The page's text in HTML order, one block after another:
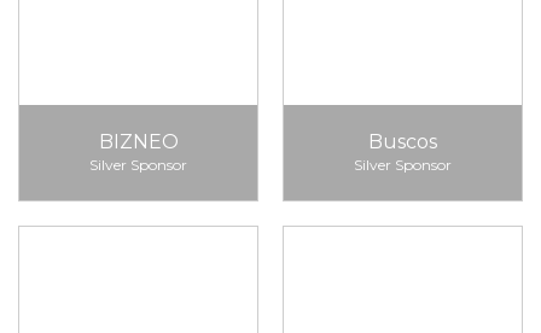
BIZNEO
Silver Sponsor
Buscos
Silver Sponsor